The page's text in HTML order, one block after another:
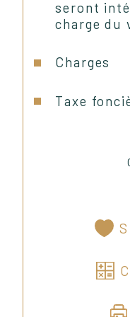
Les
-
éléctriques
- Peintures
PVC et
seront
charge du
Charges
Taxe